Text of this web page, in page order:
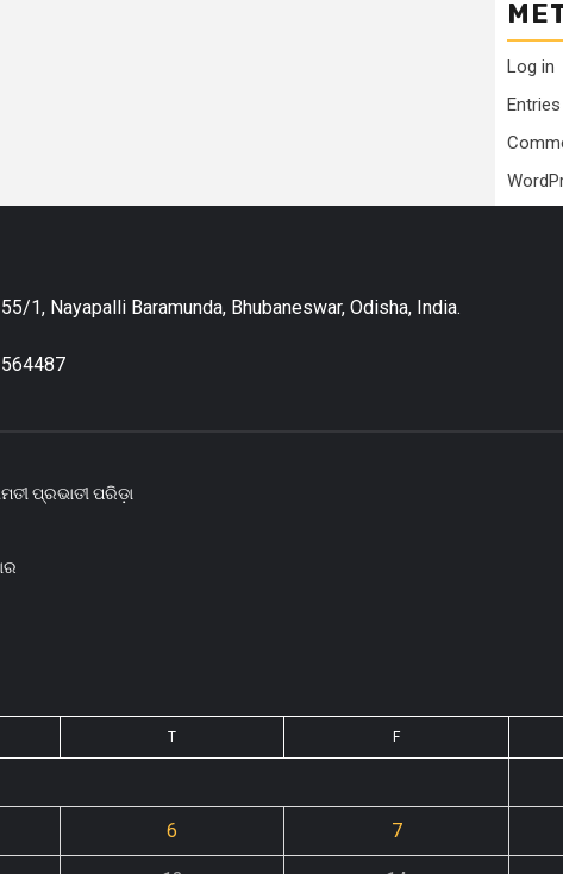
Log in
1, Nayapalli Baramunda, Bhubaneswar, Odisha, India.
ପ୍ରଭାତୀ ପରିଡ଼ା
T F
6 7